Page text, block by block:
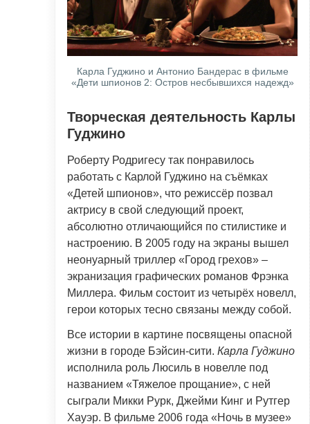
Карла Гуджино и Антонио Бандерас в фильме
«Дети шпионов 2: Остров несбывшихся надежд»
Творческая деятельность Карлы
Гуджино
Роберту Родригесу так понравилось
работать с Карлой Гуджино на съёмках
«Детей шпионов», что режиссёр позвал
актрису в свой следующий проект,
абсолютно отличающийся по стилистике и
настроению. В 2005 году на экраны вышел
неонуарный триллер «Город грехов» –
экранизация графических романов Фрэнка
Миллера. Фильм состоит из четырёх новелл,
герои которых тесно связаны между собой.
Все истории в картине посвящены опасной
жизни в городе Бэйсин-сити. Карла Гуджино
исполнила роль Люсиль в новелле под
названием «Тяжелое прощание», с ней
сыграли Микки Рурк, Джейми Кинг и Рутгер
Хауэр. В фильме 2006 года «Ночь в музее»